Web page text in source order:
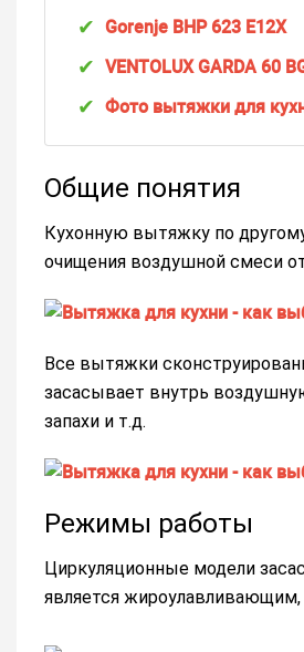
Gorenje BHP 623 E12X
VENTOLUX GARDA 60
Фото вытяжки для
Общие понятия
Кухонную вытяжку по
очищения воздушной смеси
Все вытяжки
засасывает внутрь
запахи и т.д.
Режимы работы
Циркуляционные модели
является